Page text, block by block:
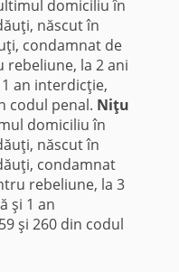
domiciliu în
născut în
condamnat de
rebeliune, la 2 ani
an interdicţie,
codul penal. Niţu
domiciliu în
născut în
condamnat
rebeliune, la 3
şi 1 an
şi 260 din codul